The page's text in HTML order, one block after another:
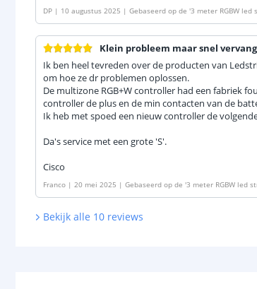
DP | 10 augustus 2025 | Gebaseerd op de '3 meter RGBW
Klein probleem maar snel
Ik ben heel tevreden over de producten van
om hoe ze dr problemen oplossen.
De multizone RGB+W controller had een fabriek
controller de plus en de min contacten van de
Ik heb met spoed een nieuw controller de
Da's service met een grote 'S'.
Cisco
Franco | 20 mei 2025 | Gebaseerd op de '3 meter RGBW led
Bekijk alle 10 reviews